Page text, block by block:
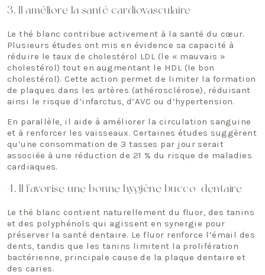
3. Il améliore la santé cardiovasculaire
Le thé blanc contribue activement à la santé du cœur.
Plusieurs études ont mis en évidence sa capacité à
réduire le taux de cholestérol LDL (le « mauvais »
cholestérol) tout en augmentant le HDL (le bon
cholestérol). Cette action permet de limiter la formation
de plaques dans les artères (athérosclérose), réduisant
ainsi le risque d’infarctus, d’AVC ou d’hypertension.
En parallèle, il aide à améliorer la circulation sanguine
et à renforcer les vaisseaux. Certaines études suggèrent
qu’une consommation de 3 tasses par jour serait
associée à une réduction de 21 % du risque de maladies
cardiaques.
4. Il favorise une bonne hygiène bucco-dentaire
Le thé blanc contient naturellement du fluor, des tanins
et des polyphénols qui agissent en synergie pour
préserver la santé dentaire. Le fluor renforce l’émail des
dents, tandis que les tanins limitent la prolifération
bactérienne, principale cause de la plaque dentaire et
des caries.